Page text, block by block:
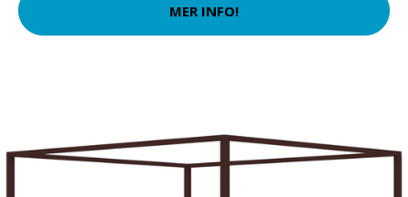
MER INFO!